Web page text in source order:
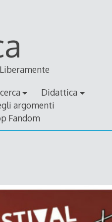
Didattica
argomenti
Fandom